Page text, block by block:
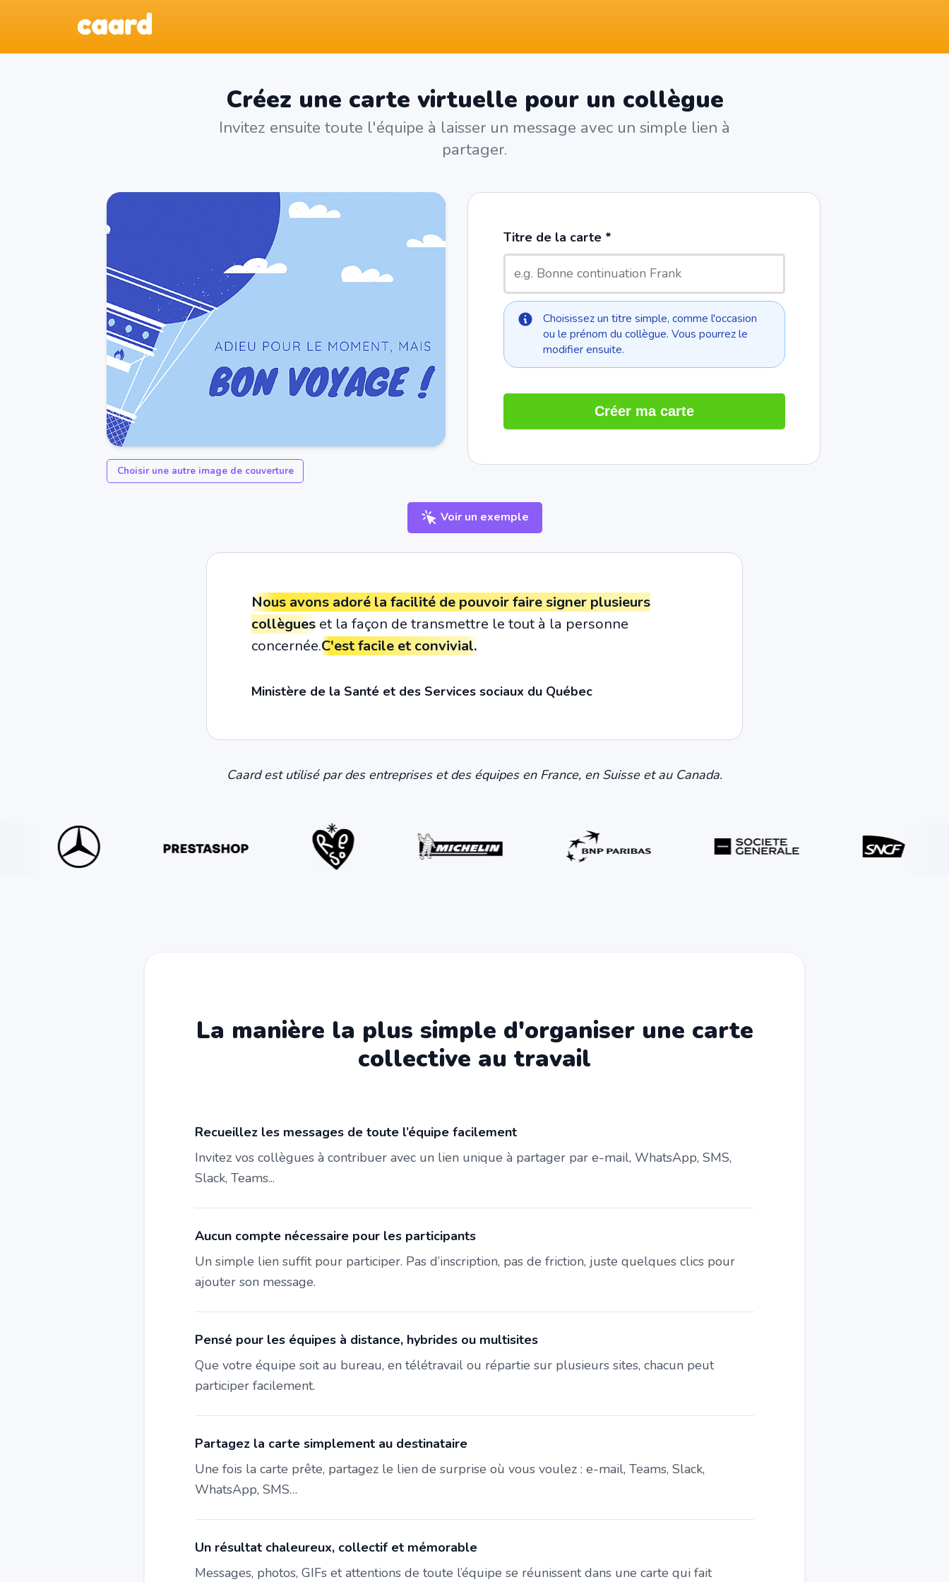
Créez une carte virtuelle pour un collègue
Invitez ensuite toute l'équipe à laisser un message avec un simple lien à
partager.
Choisir une autre image de couverture
Titre de la carte
Choisissez un titre simple, comme l'occasion
ou le prénom du collègue. Vous pourrez le
modifier ensuite.
Créer ma carte
Voir un exemple
Nous avons adoré la facilité de pouvoir faire signer plusieurs
collègues et la façon de transmettre le tout à la personne
concernée.C'est facile et convivial.
Ministère de la Santé et des Services sociaux du Québec
Caard est utilisé par des entreprises et des équipes en France, en Suisse et au Canada.
La manière la plus simple d'organiser une carte
collective au travail
Recueillez les messages de toute l’équipe facilement
Invitez vos collègues à contribuer avec un lien unique à partager par e-mail, WhatsApp, SMS,
Slack, Teams...
Aucun compte nécessaire pour les participants
Un simple lien suffit pour participer. Pas d’inscription, pas de friction, juste quelques clics pour
ajouter son message.
Pensé pour les équipes à distance, hybrides ou multisites
Que votre équipe soit au bureau, en télétravail ou répartie sur plusieurs sites, chacun peut
participer facilement.
Partagez la carte simplement au destinataire
Une fois la carte prête, partagez le lien de surprise où vous voulez : e-mail, Teams, Slack,
WhatsApp, SMS…
Un résultat chaleureux, collectif et mémorable
Messages, photos, GIFs et attentions de toute l’équipe se réunissent dans une carte qui fait